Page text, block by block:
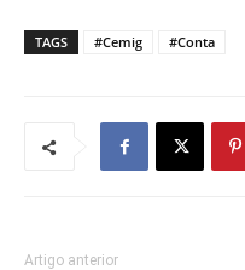
TAGS #Cemig #Conta
Artigo anterior